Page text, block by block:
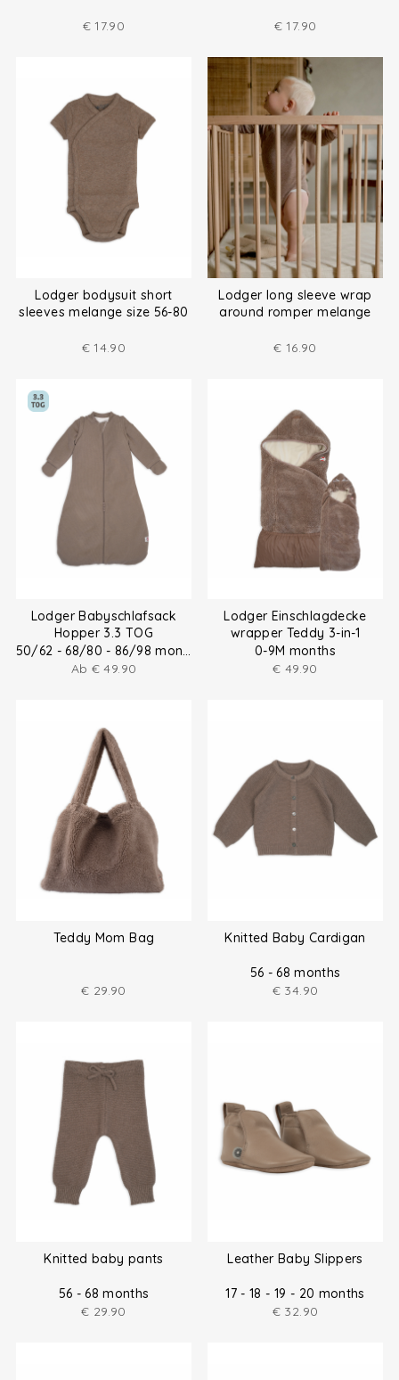
€ 17.90 € 17.90
Lodger bodysuit short
sleeves melange size 56-80
€ 14.90
Lodger long sleeve wrap
around romper melange
€ 16.90
Lodger Babyschlafsack
Hopper 3.3 TOG
50/62 - 68/80 - 86/98 months
Ab € 49.90
Lodger Einschlagdecke
wrapper Teddy 3-in-1
0-9M months
€ 49.90
Teddy Mom Bag
€ 29.90
Knitted Baby Cardigan
56 - 68 months
€ 34.90
Knitted baby pants
56 - 68 months
€ 29.90
Leather Baby Slippers
17 - 18 - 19 - 20 months
€ 32.90